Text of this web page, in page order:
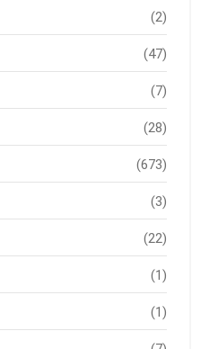
(2)
(47)
(7)
(28)
(673)
(3)
(22)
(1)
(1)